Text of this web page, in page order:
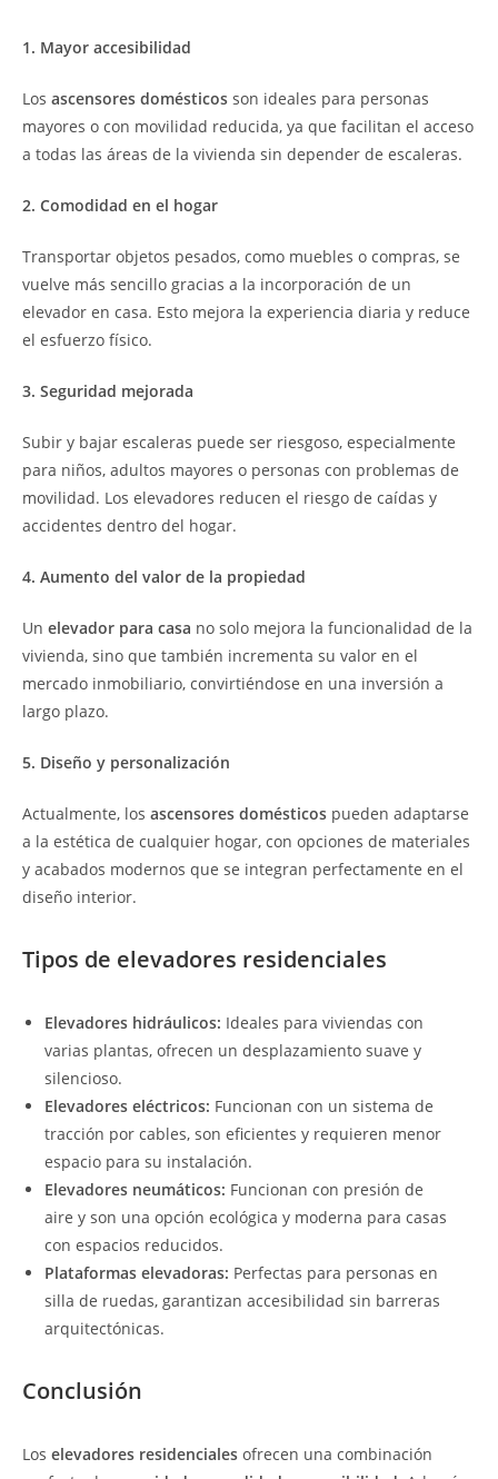
1. Mayor accesibilidad
Los ascensores domésticos son ideales para personas
mayores o con movilidad reducida, ya que facilitan el acceso
a todas las áreas de la vivienda sin depender de escaleras.
2. Comodidad en el hogar
Transportar objetos pesados, como muebles o compras, se
vuelve más sencillo gracias a la incorporación de un
elevador en casa. Esto mejora la experiencia diaria y reduce
el esfuerzo físico.
3. Seguridad mejorada
Subir y bajar escaleras puede ser riesgoso, especialmente
para niños, adultos mayores o personas con problemas de
movilidad. Los elevadores reducen el riesgo de caídas y
accidentes dentro del hogar.
4. Aumento del valor de la propiedad
Un elevador para casa no solo mejora la funcionalidad de la
vivienda, sino que también incrementa su valor en el
mercado inmobiliario, convirtiéndose en una inversión a
largo plazo.
5. Diseño y personalización
Actualmente, los ascensores domésticos pueden adaptarse
a la estética de cualquier hogar, con opciones de materiales
y acabados modernos que se integran perfectamente en el
diseño interior.
Tipos de elevadores residenciales
Elevadores hidráulicos: Ideales para viviendas con
varias plantas, ofrecen un desplazamiento suave y
silencioso.
Elevadores eléctricos: Funcionan con un sistema de
tracción por cables, son eficientes y requieren menor
espacio para su instalación.
Elevadores neumáticos: Funcionan con presión de
aire y son una opción ecológica y moderna para casas
con espacios reducidos.
Plataformas elevadoras: Perfectas para personas en
silla de ruedas, garantizan accesibilidad sin barreras
arquitectónicas.
Conclusión
Los elevadores residenciales ofrecen una combinación